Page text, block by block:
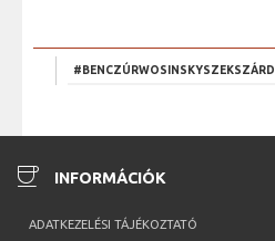
#BENCZÚRWOSINSKYSZEKSZÁRD
coffee INFORMÁCIÓK
ADATKEZELÉSI TÁJÉKOZTATÓ